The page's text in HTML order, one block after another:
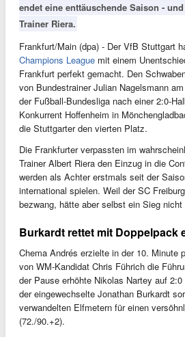
endet eine enttäuschende Saison -
Trainer Riera.
Frankfurt/Main (dpa) - Der VfB Stuttgart
Champions League mit einem
Frankfurt perfekt gemacht. Den
von Bundestrainer Julian Nagelsmann
der Fußball-Bundesliga nach einer 2:0-
Konkurrent Hoffenheim in
die Stuttgarter den vierten Platz.
Die Frankfurter verpassten im
Trainer Albert Riera den Einzug in die
werden als Achter erstmals seit der
international spielen. Weil der SC
bezwang, hätte aber selbst ein Sieg nicht
Burkardt rettet mit Doppelpack
Chema Andrés erzielte in der 10. Minute
von WM-Kandidat Chris Führich die
der Pause erhöhte Nikolas Nartey auf
der eingewechselte Jonathan Burkardt
verwandelten Elfmetern für einen
(72./90.+2).